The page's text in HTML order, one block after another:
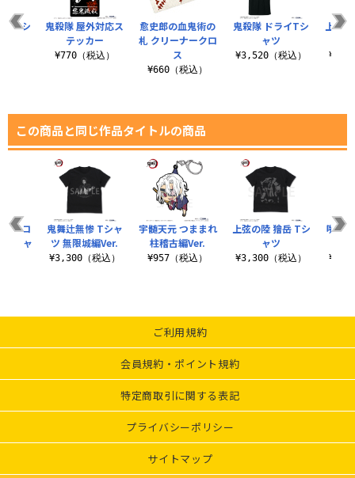
愈史郎の血鬼術の
札 クリーナークロ
ス
¥660（税込）
鬼殺隊 ドライTシ
ャツ
¥3,520（税込）
上弦
Tシ
鬼殺隊 屋外対応ス
テッカー
¥770（税込）
この商品と同じ作品タイトルの商品
宇髄天元 つままれ
柱稽古編Ver.
¥957（税込）
上弦の陸 獪岳 Tシ
ャツ
¥3,300（税込）
嘴平
しロ
Tシャ
鬼舞辻無惨 Tシャ
ツ 無限城編Ver.
¥3,300（税込）
ご利用規約
会員規約・ポイント規約
特定商取引に関する表記
プライバシーポリシー
サイトマップ